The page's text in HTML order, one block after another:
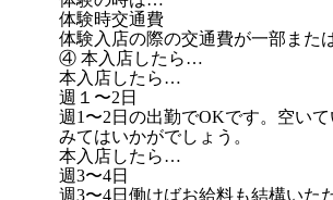
体験時交通費
体験入店の際の交通費が一部また
④ 本入店したら…
本入店したら…
週１〜2日
週1〜2日の出勤でOKです。空い
みてはいかがでしょう。
本入店したら…
週3〜4日
週3〜4日働けばお給料も結構いた